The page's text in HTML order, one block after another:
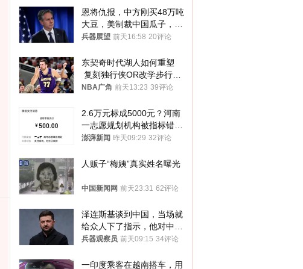
恩将仇报，中方刚买48万吨
大豆，美制裁中国瓜子，布
林肯措辞变了
兵器展望 前天16:58 20评论
东契奇时代湖人如何重塑
复刻独行侠OR改学步行
者？
NBA广角 前天13:23 39评论
2.6万元标成5000元？河南
一志愿规划机构被指标错学
费致考生复读
澎湃新闻 昨天09:29 32评论
人贩子“梅姨”真实姓名曝光
中国新闻网 前天23:31 62评论
泽连斯基谈到中国，当场就
给众人下了指示，他对中国
和中乌关系，显然又有了新
兵器观察员 前天09:15 34评论
一印度乘客在越南搭车，用